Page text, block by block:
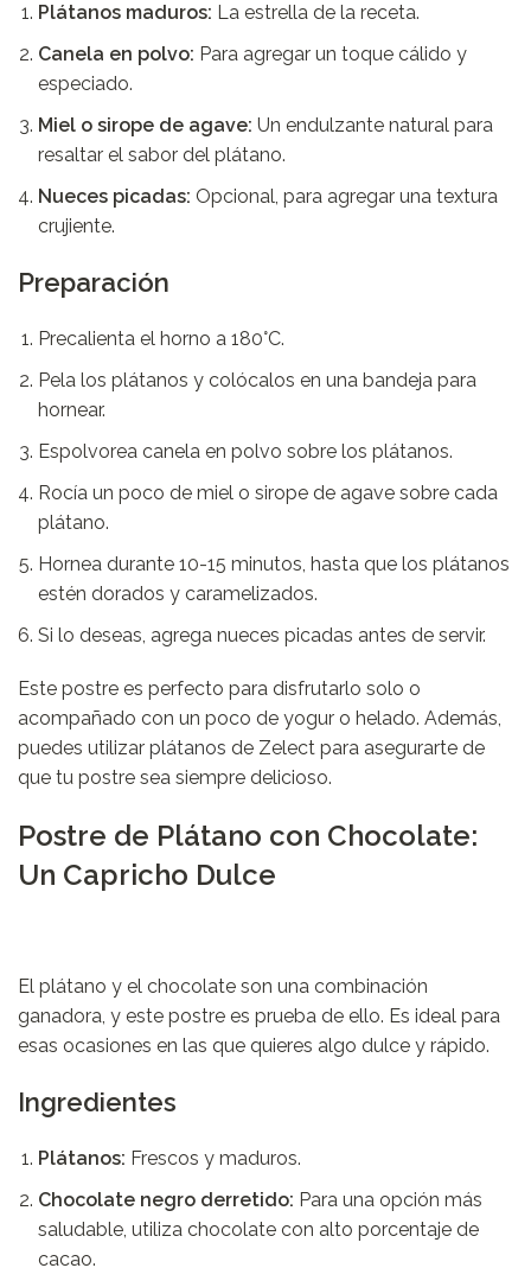
Plátanos maduros: La estrella de la receta.
Canela en polvo: Para agregar un toque cálido y
especiado.
Miel o sirope de agave: Un endulzante natural para
resaltar el sabor del plátano.
Nueces picadas: Opcional, para agregar una textura
crujiente.
Preparación
Precalienta el horno a 180°C.
Pela los plátanos y colócalos en una bandeja para
hornear.
Espolvorea canela en polvo sobre los plátanos.
Rocía un poco de miel o sirope de agave sobre cada
plátano.
Hornea durante 10-15 minutos, hasta que los plátanos
estén dorados y caramelizados.
Si lo deseas, agrega nueces picadas antes de servir.
Este postre es perfecto para disfrutarlo solo o
acompañado con un poco de yogur o helado. Además,
puedes utilizar plátanos de Zelect para asegurarte de
que tu postre sea siempre delicioso.
Postre de Plátano con Chocolate:
Un Capricho Dulce
El plátano y el chocolate son una combinación
ganadora, y este postre es prueba de ello. Es ideal para
esas ocasiones en las que quieres algo dulce y rápido.
Ingredientes
Plátanos: Frescos y maduros.
Chocolate negro derretido: Para una opción más
saludable, utiliza chocolate con alto porcentaje de
cacao.